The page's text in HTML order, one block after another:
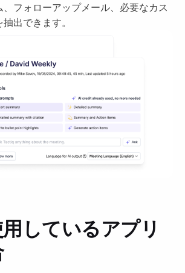
、フォローアップメール、必要なカス
出できます。
しているアプリ